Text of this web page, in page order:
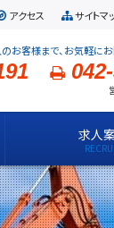
アクセス サイトマ
お客様まで、お気軽にお
求人